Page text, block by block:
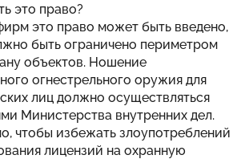
это право?
это право может быть введено,
быть ограничено периметром
объектов. Ношение
огнестрельного оружия для
лиц должно осуществляться
Министерства внутренних дел.
чтобы избежать злоупотреблений
лицензий на охранную